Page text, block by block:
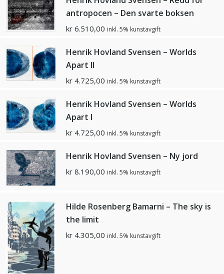
antropocen – Den svarte boksen
kr 6.510,00 inkl. 5% kunstavgift
Henrik Hovland Svensen – Worlds
Apart II
kr 4.725,00 inkl. 5% kunstavgift
Henrik Hovland Svensen – Worlds
Apart I
kr 4.725,00 inkl. 5% kunstavgift
Henrik Hovland Svensen – Ny jord
kr 8.190,00 inkl. 5% kunstavgift
Hilde Rosenberg Bamarni – The sky is
the limit
kr 4.305,00 inkl. 5% kunstavgift